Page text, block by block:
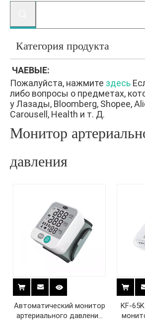
Категория продукта
ЧАЕВЫЕ:
Пожалуйста, нажмите здесь
либо вопросы о предметах,
у Лазады, Bloomberg, Shopee,
Carousell, Health и т. Д.
Монитор
давления
Автоматический монитор
артериального давления
KF-